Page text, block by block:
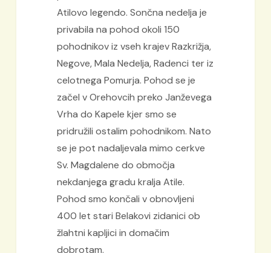
Atilovo legendo. Sončna nedelja je
privabila na pohod okoli 150
pohodnikov iz vseh krajev Razkrižja,
Negove, Mala Nedelja, Radenci ter iz
celotnega Pomurja. Pohod se je
začel v Orehovcih preko Janževega
Vrha do Kapele kjer smo se
pridružili ostalim pohodnikom. Nato
se je pot nadaljevala mimo cerkve
Sv. Magdalene do območja
nekdanjega gradu kralja Atile.
Pohod smo končali v obnovljeni
400 let stari Belakovi zidanici ob
žlahtni kapljici in domačim
dobrotam.